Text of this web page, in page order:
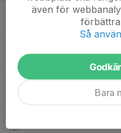
10:00
GoFotboll
Torslandavallen
Tor
även för
Så
Bara